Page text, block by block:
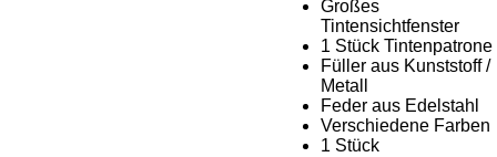
Großes
Tintensichtfenster
1 Stück Tintenpatrone
Füller aus Kunststoff /
Metall
Feder aus Edelstahl
Verschiedene Farben
1 Stück